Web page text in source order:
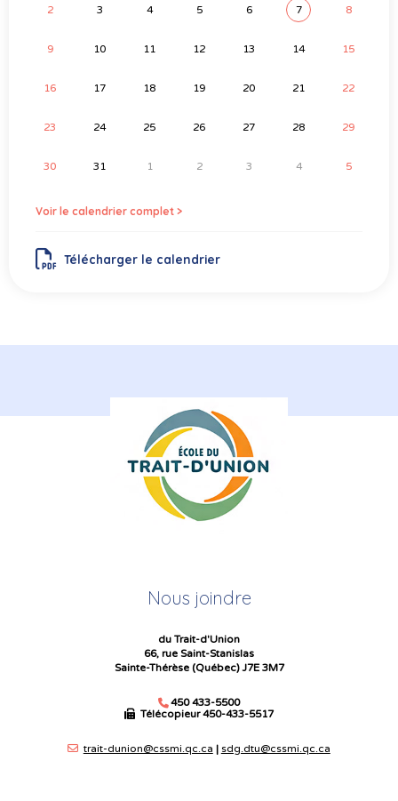
2 3 4 5 6 7 8
9 10 11 12 13 14 15
16 17 18 19 20 21 22
23 24 25 26 27 28 29
30 31 1 2 3 4 5
Voir le calendrier complet >
Télécharger le calendrier
Nous joindre
du Trait-d'Union
66, rue Saint-Stanislas
Sainte-Thérèse (Québec) J7E 3M7
450 433-5500
Télécopieur450-433-5517
trait-dunion@cssmi.qc.ca | sdg.dtu@cssmi.qc.ca